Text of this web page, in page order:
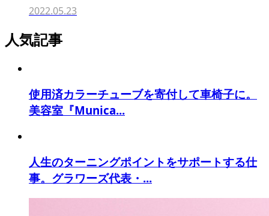
2022.05.23
人気記事
使用済カラーチューブを寄付して車椅子に。
美容室『Munica...
人生のターニングポイントをサポートする仕
事。グラワーズ代表・...